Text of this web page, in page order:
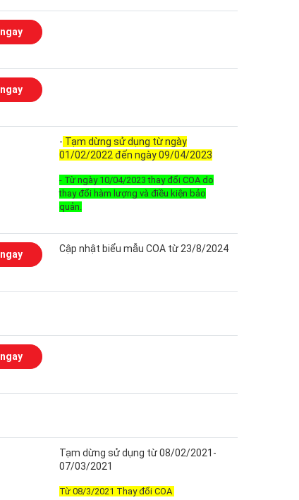
- Tạm dừng sử dụng từ ngày
01/02/2022 đến ngày 09/04/2023
- Từ ngày 10/04/2023 thay đổi COA do
thay đổi hàm lượng và điều kiện bảo
quản.
Cập nhật biểu mẫu COA từ 23/8/2024
Tạm dừng sử dụng từ 08/02/2021-
07/03/2021
Từ 08/3/2021 Thay đổi COA